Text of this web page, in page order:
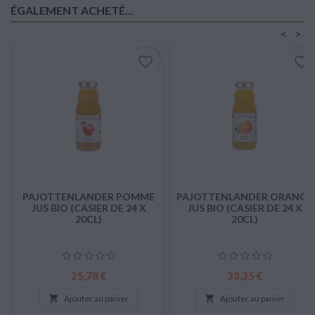
ÉGALEMENT ACHETÉ...
>
<
PAJOTTENLANDER POMME
JUS BIO (CASIER DE 24 X
20CL)
Prix
25,78 €
 Ajouter au panier
favorite_border
PAJOTTENLANDER ORANGE
JUS BIO (CASIER DE 24 X
20CL)
Prix
33,35 €
 Ajouter au panier
favorite_border